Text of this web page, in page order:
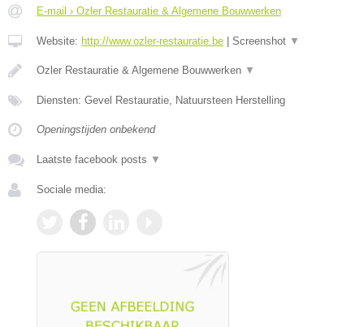
E-mail › Ozler Restauratie & Algemene Bouwwerken
Website: http://www.ozler-restauratie.be Screenshot ▼
Ozler Restauratie & Algemene Bouwwerken ▼
Diensten: Gevel Restauratie, Natuursteen Herstelling
Openingstijden onbekend
Laatste facebook posts ▼
Sociale media: